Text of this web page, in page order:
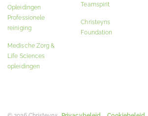
Opleidingen
Professionele
reiniging
Medische Zorg &
Life Sciences
opleidingen
Teamspirit
Christeyns
Foundation